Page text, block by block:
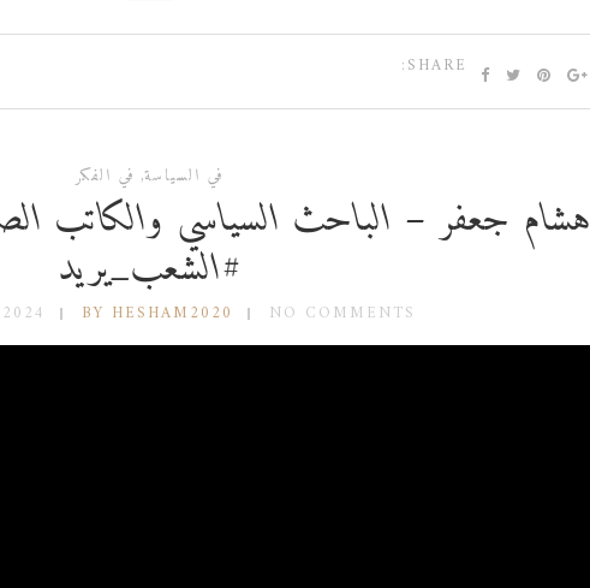
SHARE:
في السياسة, في الفكر
هشام جعفر – الباحث السياسي والكاتب
#الشعب_يريد
BY HESHAM2020 NO COMMENTS